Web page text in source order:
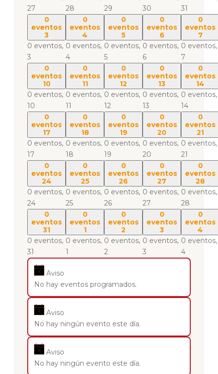
27
28
29
30
31
0
eventos
3
0 eventos,
3
0
eventos
4
0 eventos,
4
0
eventos
5
0 eventos,
5
0
eventos
6
0 eventos,
6
0
eventos
7
0 eventos,
7
0
eventos
10
0 eventos,
10
0
eventos
11
0 eventos,
11
0
eventos
12
0 eventos,
12
0
eventos
13
0 eventos,
13
0
eventos
14
0 eventos,
14
0
eventos
17
0 eventos,
17
0
eventos
18
0 eventos,
18
0
eventos
19
0 eventos,
19
0
eventos
20
0 eventos,
20
0
eventos
21
0 eventos,
21
0
eventos
24
0 eventos,
24
0
eventos
25
0 eventos,
25
0
eventos
26
0 eventos,
26
0
eventos
27
0 eventos,
27
0
eventos
28
0 eventos,
28
0
eventos
31
0 eventos,
31
0
eventos
1
0 eventos,
1
0
eventos
2
0 eventos,
2
0
eventos
3
0 eventos,
3
0
eventos
4
0 eventos,
4
Aviso
No hay eventos programados.
Aviso
No hay ningún evento este día.
Aviso
No hay ningún evento este día.